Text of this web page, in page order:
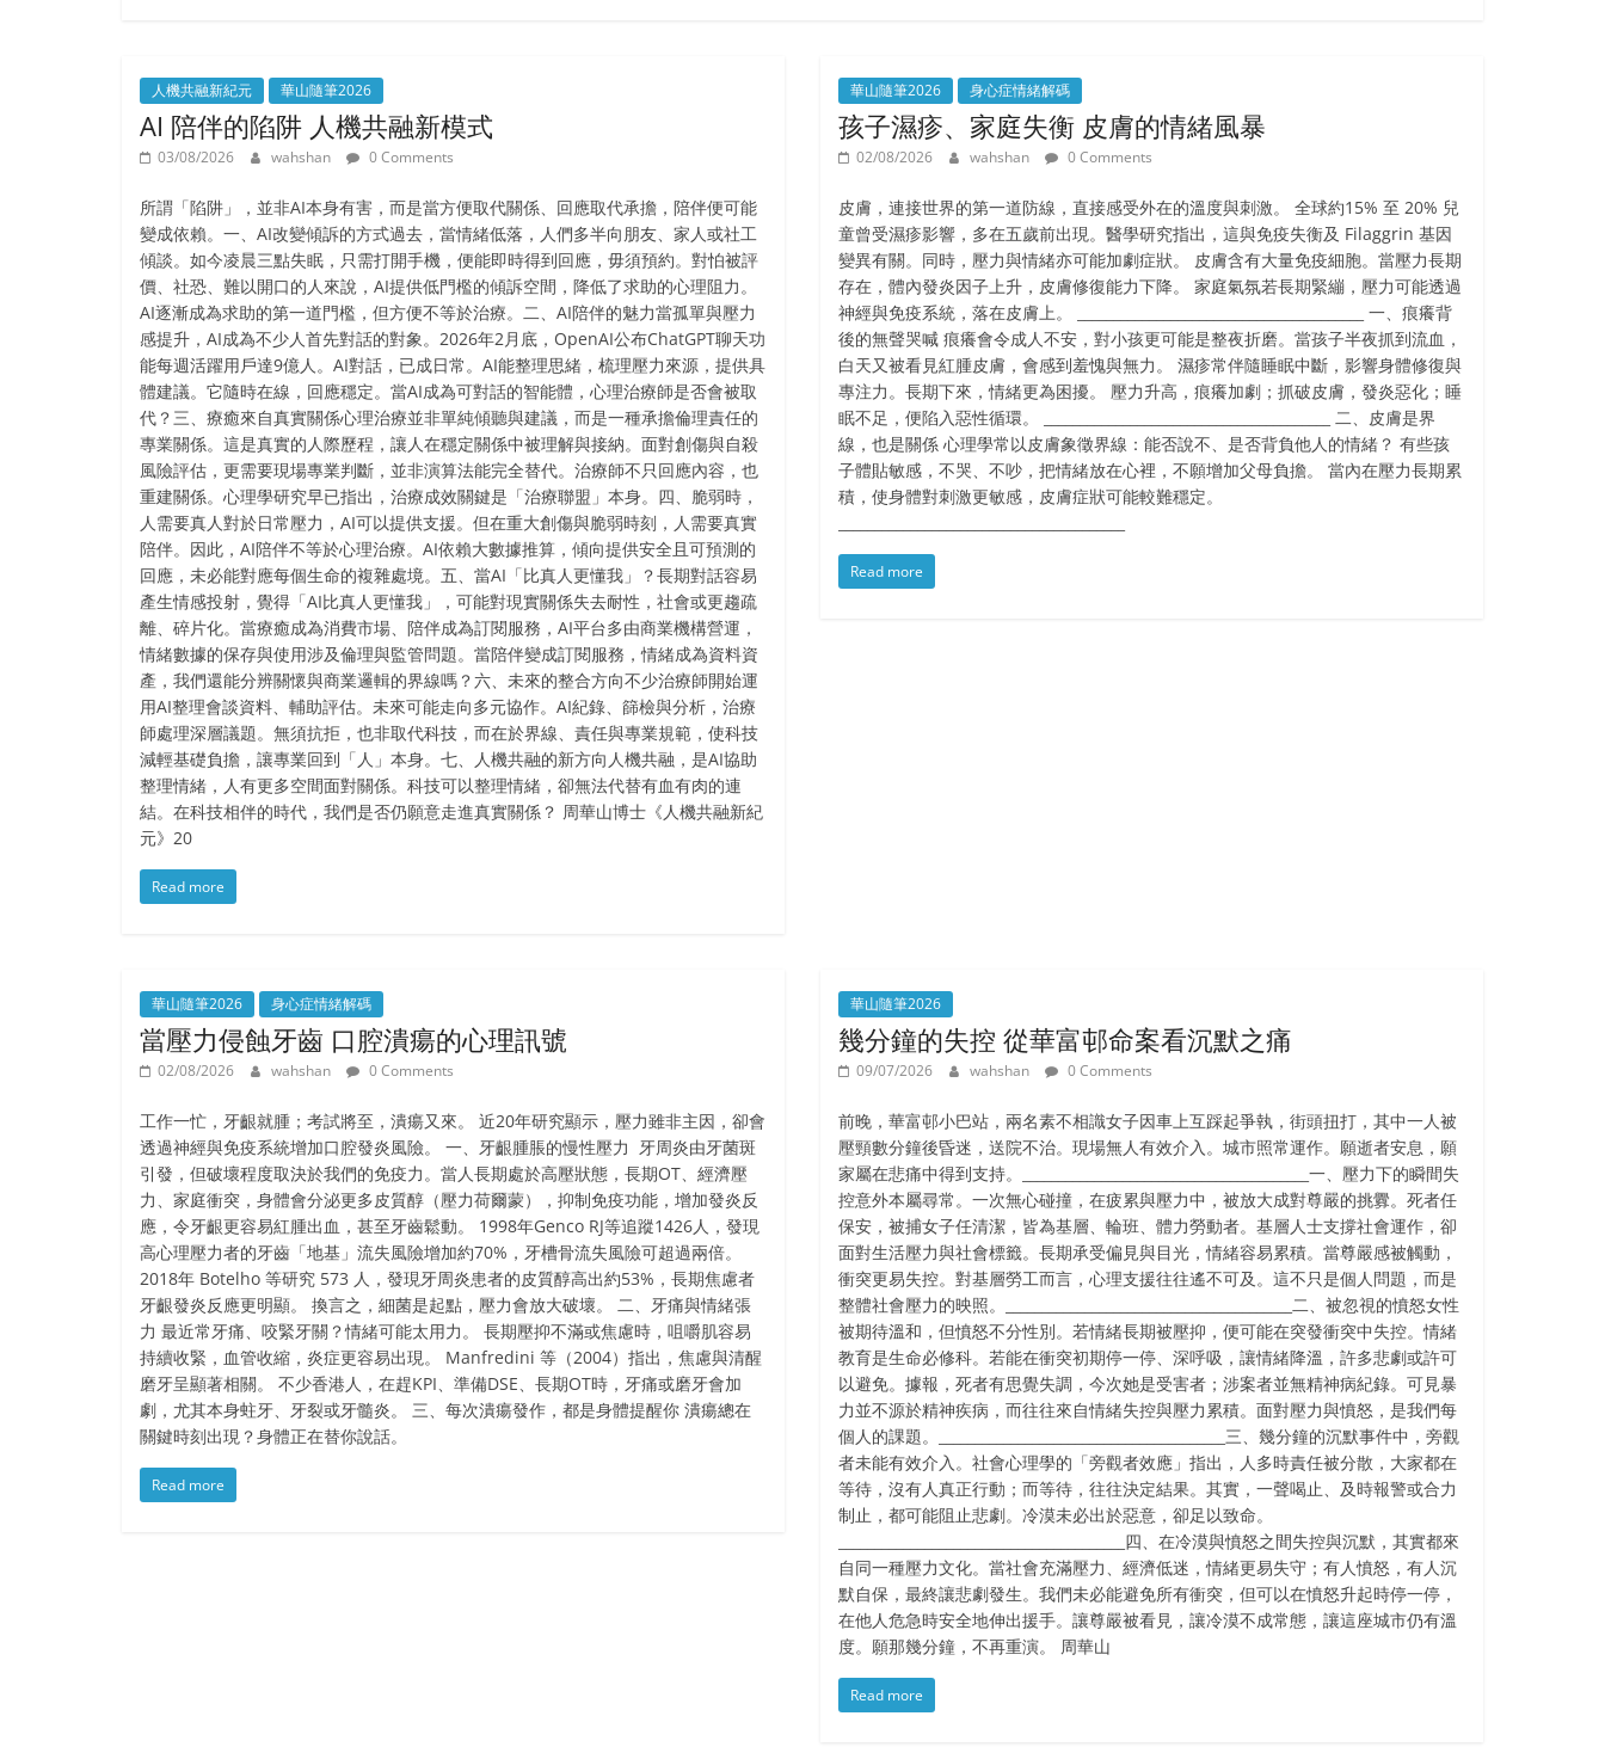
人機共融新紀元 華山隨筆2026
AI 陪伴的陷阱 人機共融新模式
03/08/2026 wahshan 0 Comments
所謂「陷阱」，並非AI本身有害，而是當方便取代關係、回應取代承擔，陪伴便可能
變成依賴。一、AI改變傾訴的方式過去，當情緒低落，人們多半向朋友、家人或社工
傾談。如今凌晨三點失眠，只需打開手機，便能即時得到回應，毋須預約。對怕被評
價、社恐、難以開口的人來說，AI提供低門檻的傾訴空間，降低了求助的心理阻力。
AI逐漸成為求助的第一道門檻，但方便不等於治療。二、AI陪伴的魅力當孤單與壓力
感提升，AI成為不少人首先對話的對象。2026年2月底，OpenAI公布ChatGPT聊天功
能每週活躍用戶達9億人。AI對話，已成日常。AI能整理思緒，梳理壓力來源，提供具
體建議。它隨時在線，回應穩定。當AI成為可對話的智能體，心理治療師是否會被取
代？三、療癒來自真實關係心理治療並非單純傾聽與建議，而是一種承擔倫理責任的
專業關係。這是真實的人際歷程，讓人在穩定關係中被理解與接納。面對創傷與自殺
風險評估，更需要現場專業判斷，並非演算法能完全替代。治療師不只回應內容，也
重建關係。心理學研究早已指出，治療成效關鍵是「治療聯盟」本身。四、脆弱時，
人需要真人對於日常壓力，AI可以提供支援。但在重大創傷與脆弱時刻，人需要真實
陪伴。因此，AI陪伴不等於心理治療。AI依賴大數據推算，傾向提供安全且可預測的
回應，未必能對應每個生命的複雜處境。五、當AI「比真人更懂我」？長期對話容易
產生情感投射，覺得「AI比真人更懂我」，可能對現實關係失去耐性，社會或更趨疏
離、碎片化。當療癒成為消費市場、陪伴成為訂閱服務，AI平台多由商業機構營運，
情緒數據的保存與使用涉及倫理與監管問題。當陪伴變成訂閱服務，情緒成為資料資
產，我們還能分辨關懷與商業邏輯的界線嗎？六、未來的整合方向不少治療師開始運
用AI整理會談資料、輔助評估。未來可能走向多元協作。AI紀錄、篩檢與分析，治療
師處理深層議題。無須抗拒，也非取代科技，而在於界線、責任與專業規範，使科技
減輕基礎負擔，讓專業回到「人」本身。七、人機共融的新方向人機共融，是AI協助
整理情緒，人有更多空間面對關係。科技可以整理情緒，卻無法代替有血有肉的連
結。在科技相伴的時代，我們是否仍願意走進真實關係？ 周華山博士《人機共融新紀
元》20
Read more
華山隨筆2026 身心症情緒解碼
孩子濕疹、家庭失衡 皮膚的情緒風暴
02/08/2026 wahshan 0 Comments
皮膚，連接世界的第一道防線，直接感受外在的溫度與刺激。 全球約15% 至 20% 兒
童曾受濕疹影響，多在五歲前出現。醫學研究指出，這與免疫失衡及 Filaggrin 基因
變異有關。同時，壓力與情緒亦可能加劇症狀。 皮膚含有大量免疫細胞。當壓力長期
存在，體內發炎因子上升，皮膚修復能力下降。 家庭氣氛若長期緊繃，壓力可能透過
神經與免疫系統，落在皮膚上。 ________________________________________ 一、痕癢背
後的無聲哭喊 痕癢會令成人不安，對小孩更可能是整夜折磨。當孩子半夜抓到流血，
白天又被看見紅腫皮膚，會感到羞愧與無力。 濕疹常伴隨睡眠中斷，影響身體修復與
專注力。長期下來，情緒更為困擾。 壓力升高，痕癢加劇；抓破皮膚，發炎惡化；睡
眠不足，便陷入惡性循環。 ________________________________________ 二、皮膚是界
線，也是關係 心理學常以皮膚象徵界線：能否說不、是否背負他人的情緒？ 有些孩
子體貼敏感，不哭、不吵，把情緒放在心裡，不願增加父母負擔。 當內在壓力長期累
積，使身體對刺激更敏感，皮膚症狀可能較難穩定。
Read more
華山隨筆2026 身心症情緒解碼
當壓力侵蝕牙齒 口腔潰瘍的心理訊號
02/08/2026 wahshan 0 Comments
工作一忙，牙齦就腫；考試將至，潰瘍又來。 近20年研究顯示，壓力雖非主因，卻會
透過神經與免疫系統增加口腔發炎風險。 一、牙齦腫脹的慢性壓力 牙周炎由牙菌斑
引發，但破壞程度取決於我們的免疫力。當人長期處於高壓狀態，長期OT、經濟壓
力、家庭衝突，身體會分泌更多皮質醇（壓力荷爾蒙），抑制免疫功能，增加發炎反
應，令牙齦更容易紅腫出血，甚至牙齒鬆動。 1998年Genco RJ等追蹤1426人，發現
高心理壓力者的牙齒「地基」流失風險增加約70%，牙槽骨流失風險可超過兩倍。
2018年 Botelho 等研究 573 人，發現牙周炎患者的皮質醇高出約53%，長期焦慮者
牙齦發炎反應更明顯。 換言之，細菌是起點，壓力會放大破壞。 二、牙痛與情緒張
力 最近常牙痛、咬緊牙關？情緒可能太用力。 長期壓抑不滿或焦慮時，咀嚼肌容易
持續收緊，血管收縮，炎症更容易出現。 Manfredini 等（2004）指出，焦慮與清醒
磨牙呈顯著相關。 不少香港人，在趕KPI、準備DSE、長期OT時，牙痛或磨牙會加
劇，尤其本身蛀牙、牙裂或牙髓炎。 三、每次潰瘍發作，都是身體提醒你 潰瘍總在
關鍵時刻出現？身體正在替你說話。
Read more
華山隨筆2026
幾分鐘的失控 從華富邨命案看沉默之痛
09/07/2026 wahshan 0 Comments
前晚，華富邨小巴站，兩名素不相識女子因車上互踩起爭執，街頭扭打，其中一人被
壓頸數分鐘後昏迷，送院不治。現場無人有效介入。城市照常運作。願逝者安息，願
家屬在悲痛中得到支持。________________________________________一、壓力下的瞬間失
控意外本屬尋常。一次無心碰撞，在疲累與壓力中，被放大成對尊嚴的挑釁。死者任
保安，被捕女子任清潔，皆為基層、輪班、體力勞動者。基層人士支撐社會運作，卻
面對生活壓力與社會標籤。長期承受偏見與目光，情緒容易累積。當尊嚴感被觸動，
衝突更易失控。對基層勞工而言，心理支援往往遙不可及。這不只是個人問題，而是
整體社會壓力的映照。________________________________________二、被忽視的憤怒女性
被期待溫和，但憤怒不分性別。若情緒長期被壓抑，便可能在突發衝突中失控。情緒
教育是生命必修科。若能在衝突初期停一停、深呼吸，讓情緒降溫，許多悲劇或許可
以避免。據報，死者有思覺失調，今次她是受害者；涉案者並無精神病紀錄。可見暴
力並不源於精神疾病，而往往來自情緒失控與壓力累積。面對壓力與憤怒，是我們每
個人的課題。________________________________________三、幾分鐘的沉默事件中，旁觀
者未能有效介入。社會心理學的「旁觀者效應」指出，人多時責任被分散，大家都在
等待，沒有人真正行動；而等待，往往決定結果。其實，一聲喝止、及時報警或合力
制止，都可能阻止悲劇。冷漠未必出於惡意，卻足以致命。
________________________________________四、在冷漠與憤怒之間失控與沉默，其實都來
自同一種壓力文化。當社會充滿壓力、經濟低迷，情緒更易失守；有人憤怒，有人沉
默自保，最終讓悲劇發生。我們未必能避免所有衝突，但可以在憤怒升起時停一停，
在他人危急時安全地伸出援手。讓尊嚴被看見，讓冷漠不成常態，讓這座城市仍有溫
度。願那幾分鐘，不再重演。 周華山
Read more